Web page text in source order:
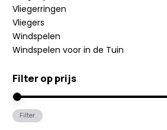
Vliegerringen
Vliegers
Windspelen
Windspelen voor in de Tuin
Filter op prijs
Filter